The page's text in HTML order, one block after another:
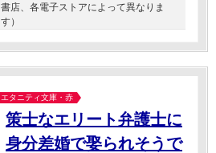
書店、各電子ストアによって異なりま
す）
エタニティ文庫・赤
策士なエリート弁護士に
身分差婚で娶られそうで